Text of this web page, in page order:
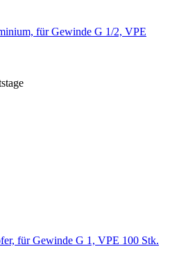
für Gewinde G 1/2, VPE
für Gewinde G 1, VPE 100 Stk.